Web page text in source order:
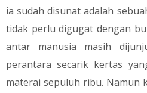
ia sudah disunat adalah
tidak perlu digugat dengan
antar manusia masih
perantara secarik kertas
materai sepuluh ribu. Namun